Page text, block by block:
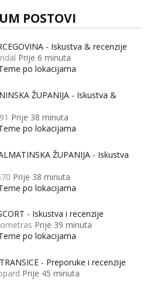
POSTOVI
- Iskustva & recenzije
Prije 6 minuta
po lokacijama
ŽUPANIJA - Iskustva &
Prije 38 minuta
po lokacijama
ŽUPANIJA - Iskustva
Prije 38 minuta
po lokacijama
- Iskustva i recenzije
Prije 39 minuta
po lokacijama
- Preporuke i recenzije
Prije 45 minuta